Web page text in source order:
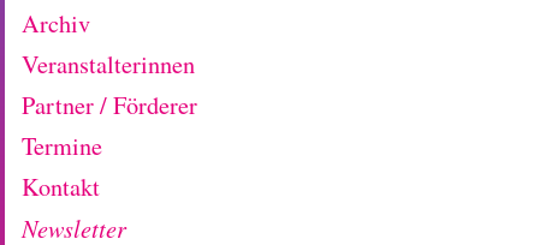
Archiv
Veranstalterinnen
Partner / Förderer
Termine
Kontakt
Newsletter